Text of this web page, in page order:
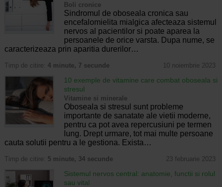
Boli cronice
Sindromul de oboseala cronica sau
encefalomielita mialgica afecteaza sistemul
nervos al pacientilor si poate aparea la
persoanele de orice varsta. Dupa nume, se
caracterizeaza prin aparitia durerilor…
Timp de citire: 4 minute, 7 secunde 10 noiembrie 2023
10 exemple de vitamine care combat oboseala si
stresul
Vitamine si minerale
Oboseala si stresul sunt probleme
importante de sanatate ale vietii moderne,
pentru ca pot avea repercusiuni pe termen
lung. Drept urmare, tot mai multe persoane
cauta solutii pentru a le gestiona. Exista…
Timp de citire: 5 minute, 34 secunde 23 februarie 2023
Sistemul nervos central: anatomie, functii si rolul
sau vital